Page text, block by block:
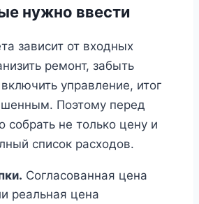
нужно ввести
зависит от входных
ремонт, забыть
управление, итог
Поэтому перед
собрать не только цену и
список расходов.
Согласованная цена
реальная цена